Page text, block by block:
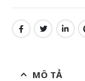
MÔ TẢ